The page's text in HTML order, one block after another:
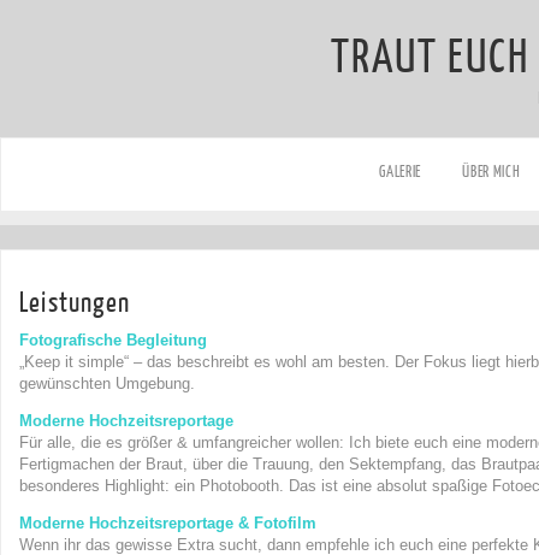
TRAUT
GALERIE ÜBER MICH
Leistungen
Fotografische Begleitung
„Keep it simple“ – das beschreibt es wohl am besten. Der Fokus liegt
gewünschten Umgebung.
Moderne Hochzeitsreportage
Für alle, die es größer & umfangreicher wollen: Ich biete euch eine
Fertigmachen der Braut, über die Trauung, den Sektempfang, das
besonderes Highlight: ein Photobooth. Das ist eine absolut spaßige
Moderne Hochzeitsreportage & Fotofilm
Wenn ihr das gewisse Extra sucht, dann empfehle ich euch eine